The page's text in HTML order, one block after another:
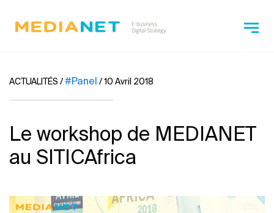
ACTUALITÉS /#Panel /10 Avril 2018
Le workshop de MEDIANET
au SITICAfrica